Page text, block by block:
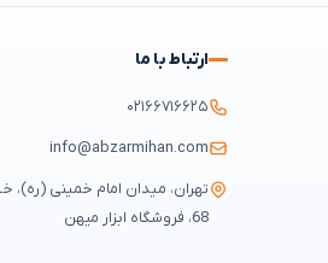
ارتباط با ما
۰۲۱۶۶۷۱۶۶۲۵
info@abzarmihan.com
تهران، میدان امام خمینی (ره)،
68، فروشگاه ابزار میهن